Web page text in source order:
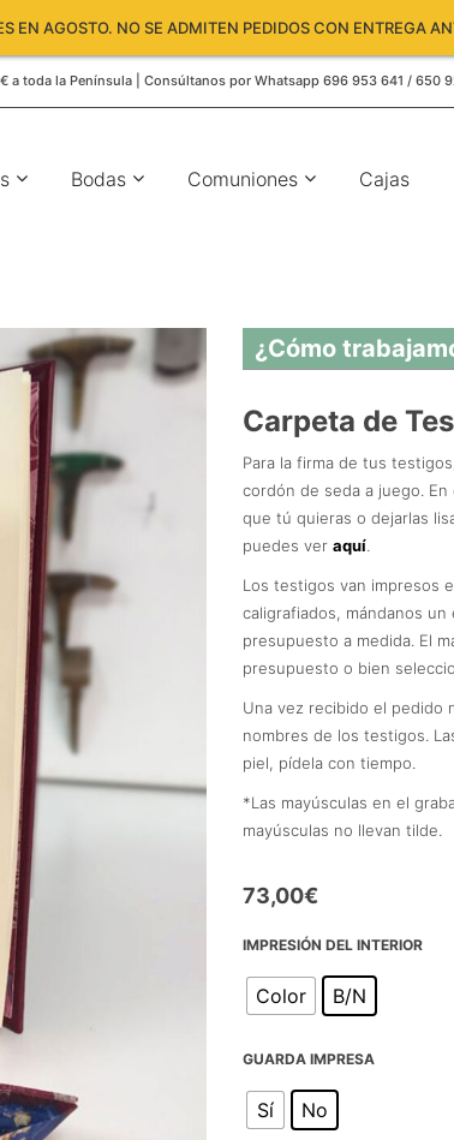
EN AGOSTO. NO SE ADMITEN PEDIDOS CON ENTREGA
a toda la Península | Consúltanos por Whatsapp 696 953 641 / 650
Bodas Comuniones Cajas
¿Cómo
Carpeta de
Para la firma de tus
cordón de seda a juego.
que tú quieras o dejarlas
puedes ver aquí
Los testigos van impresos
caligrafiados, mándanos un
presupuesto a medida. El
presupuesto o bien
Una vez recibido el pedido
nombres de los testigos.
piel, pídela con tiempo.
*Las mayúsculas en el
mayúsculas no llevan tilde.
73,00€
IMPRESIÓN DEL INTERIOR
Color B/N
GUARDA IMPRESA
Sí No